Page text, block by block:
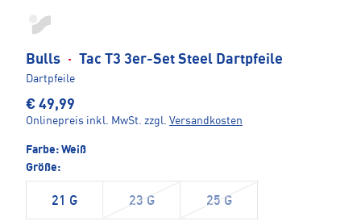
Bulls · Tac T3 3er-Set Steel Dartpfeile
Dartpfeile
€ 49,99
Onlinepreis inkl. MwSt. zzgl. Versandkosten
Farbe: Weiß
Größe:
21 G 23 G 25 G